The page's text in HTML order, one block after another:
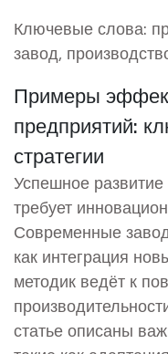
Ключевые слова:
завод,
Примеры
предприятий:
стратегии
Успешное
требует
Современные
как интеграция
методик ведёт к
статье описаны